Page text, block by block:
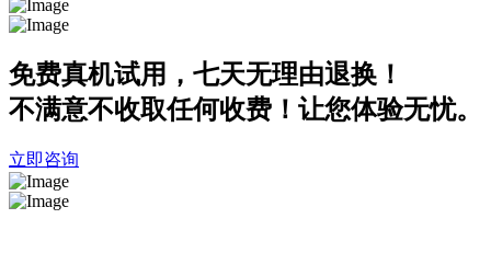
免费真机试用，七天无理由退换！
不满意不收取任何收费！让您体验无忧。
立即咨询